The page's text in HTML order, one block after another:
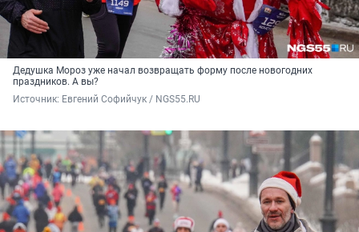
Дедушка Мороз уже начал возвращать форму после новогодних
праздников. А вы?
Источник: Евгений Софийчук / NGS55.RU